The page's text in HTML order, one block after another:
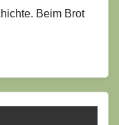
Beim Brot